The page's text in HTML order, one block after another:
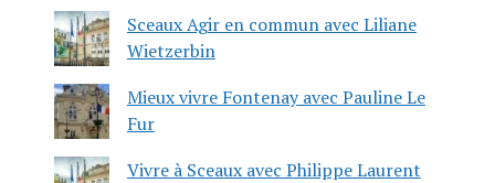
Sceaux Agir en commun avec Liliane
Wietzerbin
Mieux vivre Fontenay avec Pauline Le
Fur
Vivre à Sceaux avec Philippe Laurent